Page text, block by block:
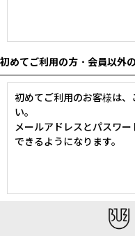
初めてご利用の方・会員以外
初めてご利用のお客様は
い。
メールアドレスとパスワ
できるようになります。